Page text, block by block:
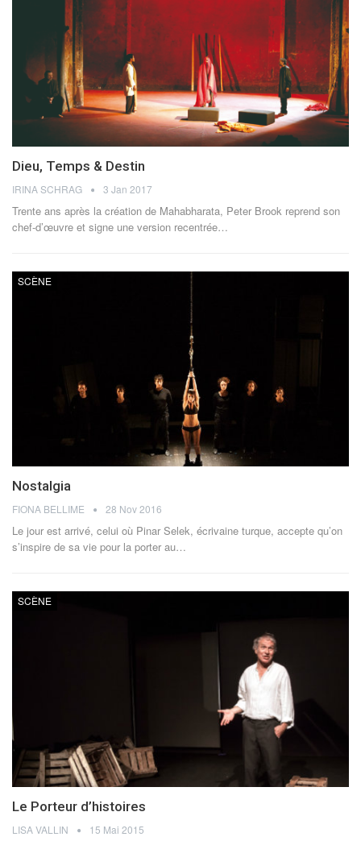
Dieu, Temps & Destin
IRINA SCHRAG 3 Jan 2017
Trente ans après la création de Mahabharata, Peter Brook reprend son
chef-d’œuvre et signe une version recentrée…
SCÈNE
Nostalgia
FIONA BELLIME 28 Nov 2016
Le jour est arrivé, celui où Pinar Selek, écrivaine turque, accepte qu’on
s’inspire de sa vie pour la porter au…
SCÈNE
Le Porteur d’histoires
LISA VALLIN 15 Mai 2015